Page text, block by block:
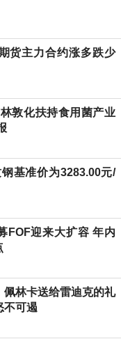
货主力合约涨多跌少
敦化扶持食用菌产业
基准价为3283.00元/
FOF迎来大扩容 年内
林卡送给雷迪克的礼
不可遏